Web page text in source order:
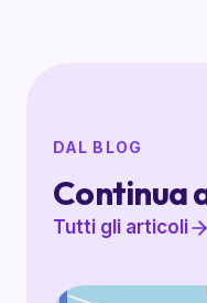
DAL BLOG
Continua
Tutti gli articoli